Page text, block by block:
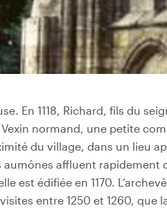
En 1118, Richard, fils du
normand, une petite
du village, dans un lieu
aumônes affluent rapidement
est édifiée en 1170.
entre 1250 et 1260, que